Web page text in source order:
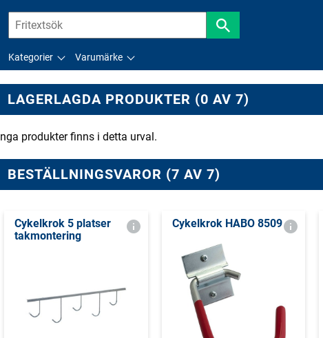
Kategorier Varumärke
LAGERLAGDA PRODUKTER (0 AV 7)
Inga produkter finns i detta urval.
BESTÄLLNINGSVAROR (7 AV 7)
Cykelkrok 5 platser
takmontering
Cykelkrok HABO 8509